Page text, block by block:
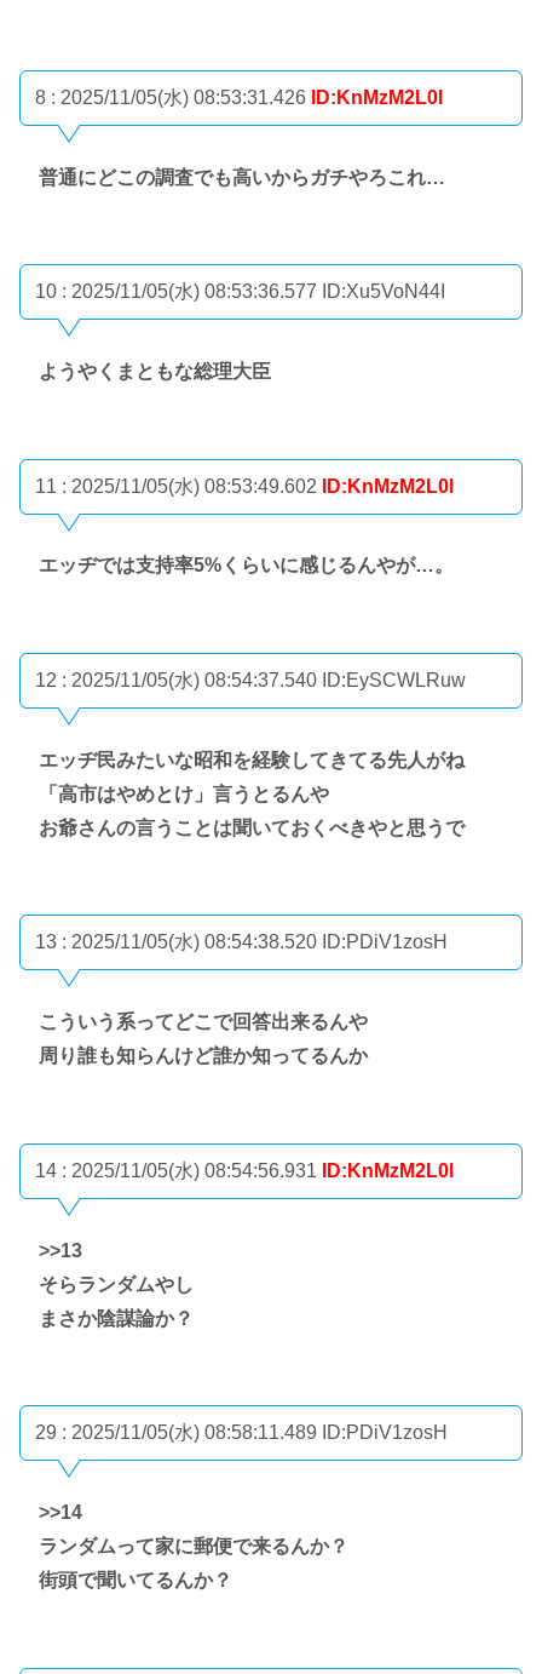
8 : 2025/11/05(水) 08:53:31.426 ID:KnMzM2L0l
普通にどこの調査でも高いからガチやろこれ…
10 : 2025/11/05(水) 08:53:36.577 ID:Xu5VoN44I
ようやくまともな総理大臣
11 : 2025/11/05(水) 08:53:49.602 ID:KnMzM2L0l
エッヂでは支持率5%くらいに感じるんやが…。
12 : 2025/11/05(水) 08:54:37.540 ID:EySCWLRuw
エッヂ民みたいな昭和を経験してきてる先人がね
「高市はやめとけ」言うとるんや
お爺さんの言うことは聞いておくべきやと思うで
13 : 2025/11/05(水) 08:54:38.520 ID:PDiV1zosH
こういう系ってどこで回答出来るんや
周り誰も知らんけど誰か知ってるんか
14 : 2025/11/05(水) 08:54:56.931 ID:KnMzM2L0l
>>13
そらランダムやし
まさか陰謀論か？
29 : 2025/11/05(水) 08:58:11.489 ID:PDiV1zosH
>>14
ランダムって家に郵便で来るんか？
街頭で聞いてるんか？